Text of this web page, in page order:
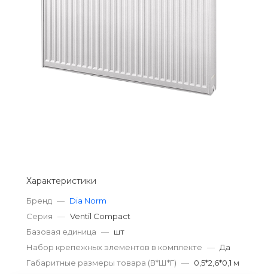
Характеристики
Бренд — Dia Norm
Серия — Ventil Compact
Базовая единица — шт
Набор крепежных элементов в комплекте — Да
Габаритные размеры товара (В*Ш*Г) — 0,5*2,6*0,1 м